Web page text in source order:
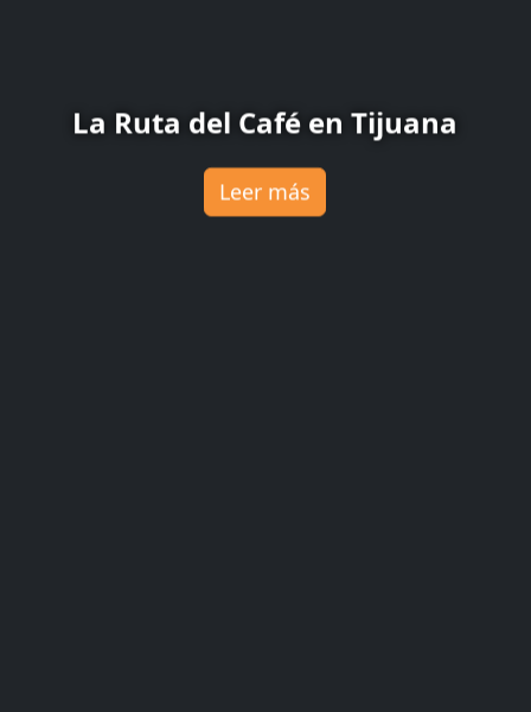
La Ruta del Café en Tijuana
Leer más